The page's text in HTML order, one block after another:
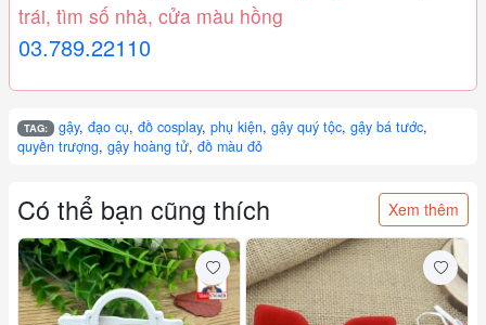
trái, tìm số nhà, cửa màu hồng
03.789.22110
TAG: gậy,đạo cụ,đồ cosplay,phụ kiện,gậy quý tộc,gậy bá tước,
quyền trượng, gậy hoàng tử, đồ màu đỏ
Có thể bạn cũng thích Xem thêm